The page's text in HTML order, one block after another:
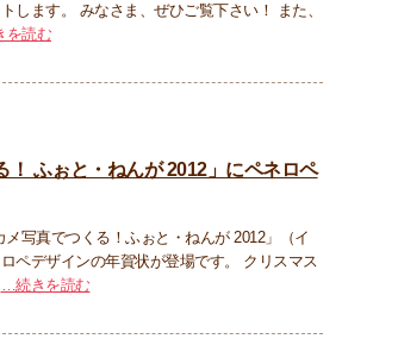
します。 みなさま、ぜひご覧下さい！ また、
を読む
！ ふぉと・ねんが 2012」にペネロペ
写真でつくる！ふぉと・ねんが 2012」（イ
ペデザインの年賀状が登場です。 クリスマス
…続きを読む